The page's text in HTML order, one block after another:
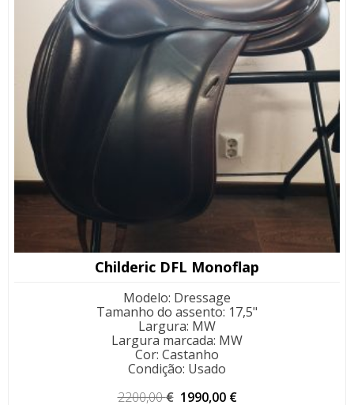
Childeric DFL Monoflap
Modelo: Dressage
Tamanho do assento: 17,5"
Largura: MW
Largura marcada: MW
Cor: Castanho
Condição: Usado
2200,00€ O
1990,00 €